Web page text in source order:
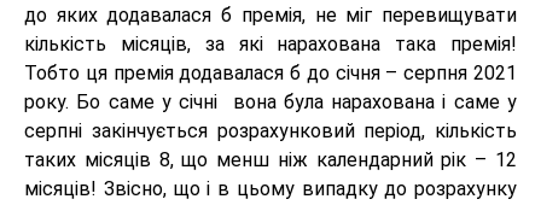
до яких додавалася б премія, не міг перевищувати
кількість місяців, за які нарахована така премія!
Тобто ця премія додавалася б до січня – серпня 2021
року. Бо саме у січні вона була нарахована і саме у
серпні закінчується розрахунковий період, кількість
таких місяців 8, що менш ніж календарний рік – 12
місяців! Звісно, що і в цьому випадку до розрахунку